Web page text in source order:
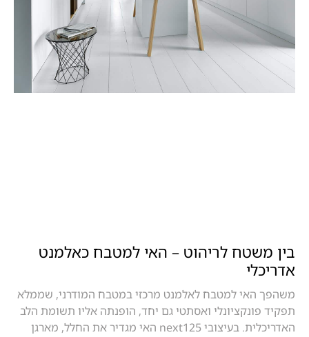
בין משטח לריהוט – האי למטבח כאלמנט
אדריכלי
משהפך האי למטבח לאלמנט מרכזי במטבח המודרני, שממלא
תפקיד פונקציונלי ואסתטי גם יחד, הופנתה אליו תשומת הלב
האדריכלית. בעיצובי next125 האי מגדיר את החלל, מארגן